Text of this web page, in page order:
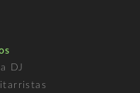
DJ